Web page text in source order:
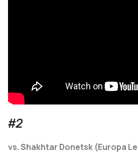
#2
vs. Shakhtar Donetsk (Europa